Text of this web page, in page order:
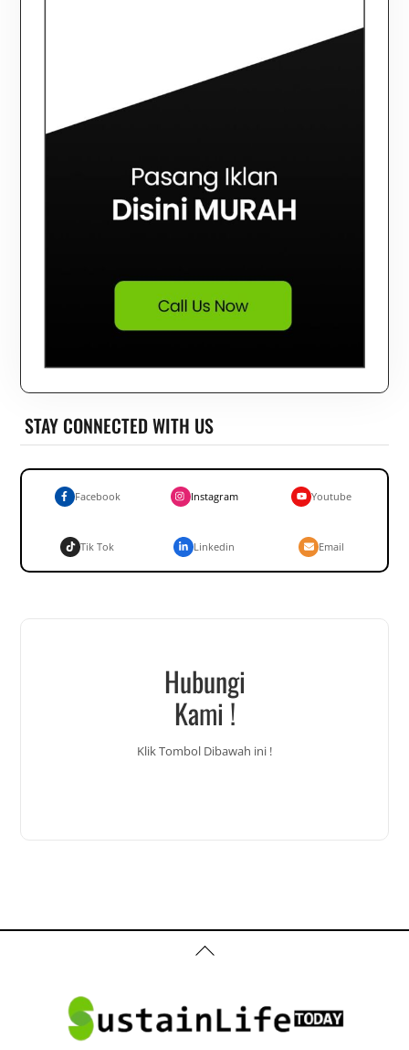
STAY CONNECTED WITH US
Facebook Instagram Youtube
Tik Tok Linkedin Email
Hubungi
Kami !
Klik Tombol Dibawah ini !
Back
To